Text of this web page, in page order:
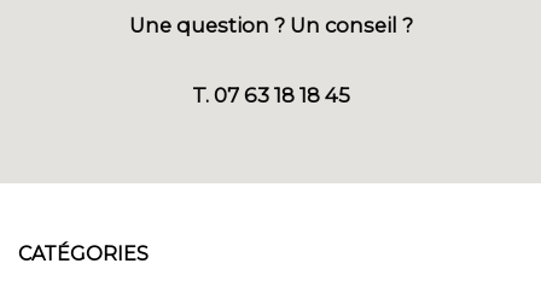
Une question ? Un conseil ?
T. 07 63 18 18 45
CATÉGORIES